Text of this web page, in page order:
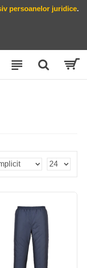
persoanelor juridice.